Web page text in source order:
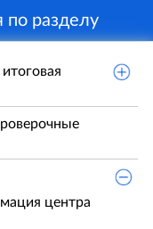
по разделу
центра